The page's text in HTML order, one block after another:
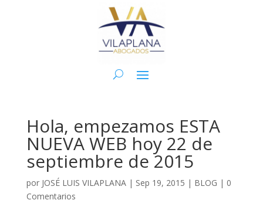
Hola, empezamos ESTA
NUEVA WEB hoy 22 de
septiembre de 2015
por JOSÉ LUIS VILAPLANA| Sep 19, 2015 | BLOG | 0
Comentarios